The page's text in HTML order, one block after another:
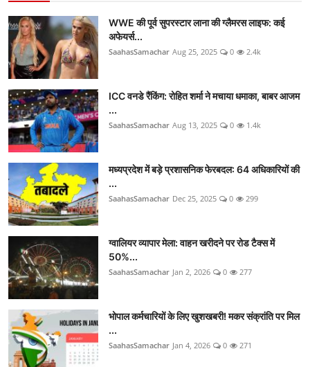
WWE की पूर्व सुपरस्टार लाना की ग्लैमरस लाइफ: कई
अफेयर्स...
SaahasSamachar Aug 25, 2025 0 2.4k
ICC वनडे रैंकिंग: रोहित शर्मा ने मचाया धमाका, बाबर आजम
...
SaahasSamachar Aug 13, 2025 0 1.4k
मध्यप्रदेश में बड़े प्रशासनिक फेरबदल: 64 अधिकारियों की
...
SaahasSamachar Dec 25, 2025 0 299
ग्वालियर व्यापार मेला: वाहन खरीदने पर रोड टैक्स में
50%...
SaahasSamachar Jan 2, 2026 0 277
भोपाल कर्मचारियों के लिए खुशखबरी! मकर संक्रांति पर मिल
...
SaahasSamachar Jan 4, 2026 0 271